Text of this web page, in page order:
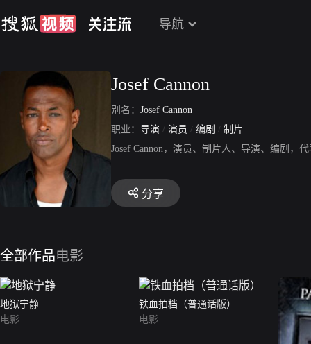
导航
Josef Cannon
别名： Josef Cannon
职业： 导演 / 演员 / 编剧 / 制片
Josef Cannon，演员、制片人、导演、编剧，
分享
全部作品电影
地狱宁静
电影
铁血拍档（普通话版）
电影